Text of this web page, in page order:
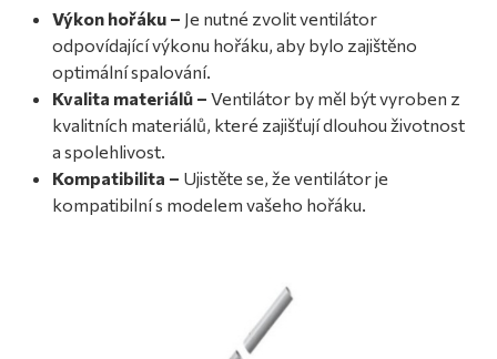
Výkon hořáku – Je nutné zvolit ventilátor
odpovídající výkonu hořáku, aby bylo zajištěno
optimální spalování.
Kvalita materiálů – Ventilátor by měl být vyroben z
kvalitních materiálů, které zajišťují dlouhou životnost
a spolehlivost.
Kompatibilita – Ujistěte se, že ventilátor je
kompatibilní s modelem vašeho hořáku.